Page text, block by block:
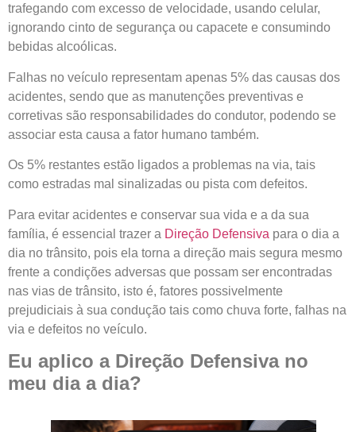
trafegando com excesso de velocidade, usando celular,
ignorando cinto de segurança ou capacete e consumindo
bebidas alcoólicas.
Falhas no veículo representam apenas 5% das causas dos
acidentes, sendo que as manutenções preventivas e
corretivas são responsabilidades do condutor, podendo se
associar esta causa a fator humano também.
Os 5% restantes estão ligados a problemas na via, tais
como estradas mal sinalizadas ou pista com defeitos.
Para evitar acidentes e conservar sua vida e a da sua
família, é essencial trazer a Direção Defensiva para o dia a
dia no trânsito, pois ela torna a direção mais segura mesmo
frente a condições adversas que possam ser encontradas
nas vias de trânsito, isto é, fatores possivelmente
prejudiciais à sua condução tais como chuva forte, falhas na
via e defeitos no veículo.
Eu aplico a Direção Defensiva no
meu dia a dia?